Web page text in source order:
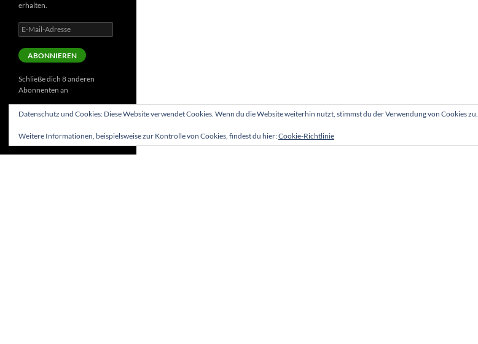
erhalten.
E-
Mail-
Adresse
ABONNIEREN
Schließe dich 8 anderen
Abonnenten an
Datenschutz und Cookies: Diese Website verwendet Cookies. Wenn du die Website weiterhin nutzt, stimmst du der Verwendung von Cookies zu.
Weitere Informationen, beispielsweise zur Kontrolle von Cookies, findest du hier:Cookie-Richtlinie